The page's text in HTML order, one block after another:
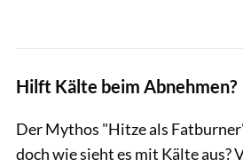
Hilft Kälte beim Abnehmen?
Der Mythos "Hitze als
doch wie sieht es mit Kälte aus?